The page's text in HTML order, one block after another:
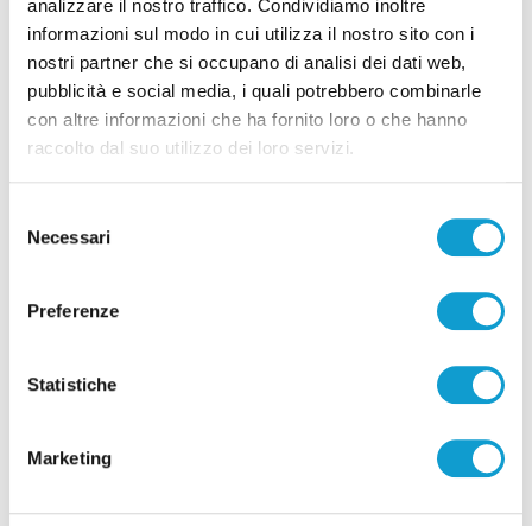
analizzare il nostro traffico. Condividiamo inoltre
informazioni sul modo in cui utilizza il nostro sito con i
nostri partner che si occupano di analisi dei dati web,
pubblicità e social media, i quali potrebbero combinarle
con altre informazioni che ha fornito loro o che hanno
raccolto dal suo utilizzo dei loro servizi.
delNecessari
Preferenze
Statistiche
Marketing
Pubblicità